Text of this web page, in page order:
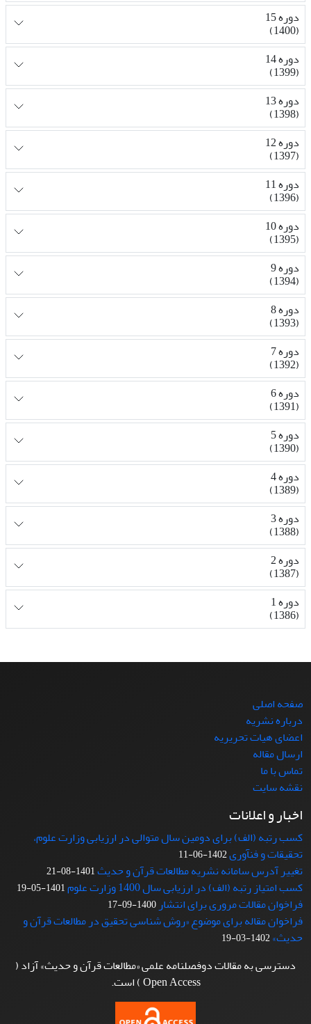
دوره 15
(1400)
دوره 14
(1399)
دوره 13
(1398)
دوره 12
(1397)
دوره 11
(1396)
دوره 10
(1395)
دوره 9
(1394)
دوره 8
(1393)
دوره 7
(1392)
دوره 6
(1391)
دوره 5
(1390)
دوره 4
(1389)
دوره 3
(1388)
دوره 2
(1387)
دوره 1
(1386)
صفحه اصلی
درباره نشریه
اعضای هیات تحریریه
ارسال مقاله
تماس با ما
نقشه سایت
اخبار و اعلانات
کسب رتبه (الف) برای دومین سال متوالی در ارزیابی وزارت علوم،
تحقیقات و فنآوری1402-06-11
تغییر آدرس سامانه نشریه مطالعات قرآن و حدیث1401-08-21
کسب امتیاز رتبه (الف) در ارزیابی سال 1400 وزارت علوم 1401-05-19
فراخوان مقالات مروری برای انتشار 1400-09-17
فراخوان مقاله برای موضوع «روش شناسی تحقیق در مطالعات قرآن و
حدیث»1402-03-19
دسترسی به مقالات دوفصلنامه علمی «مطالعات قرآن و حدیث» آزاد (
Open Access ) است.